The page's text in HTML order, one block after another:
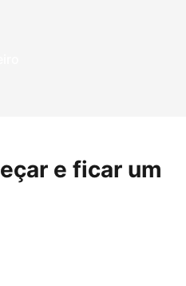
e ficar um